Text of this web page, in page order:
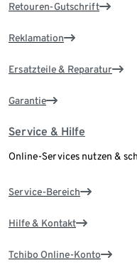
Retouren-Gutschrift
Reklamation
Ersatzteile & Reparatur
Garantie
Service & Hilfe
Online-Services nutzen &
Service-Bereich
Hilfe & Kontakt
Tchibo Online-Konto